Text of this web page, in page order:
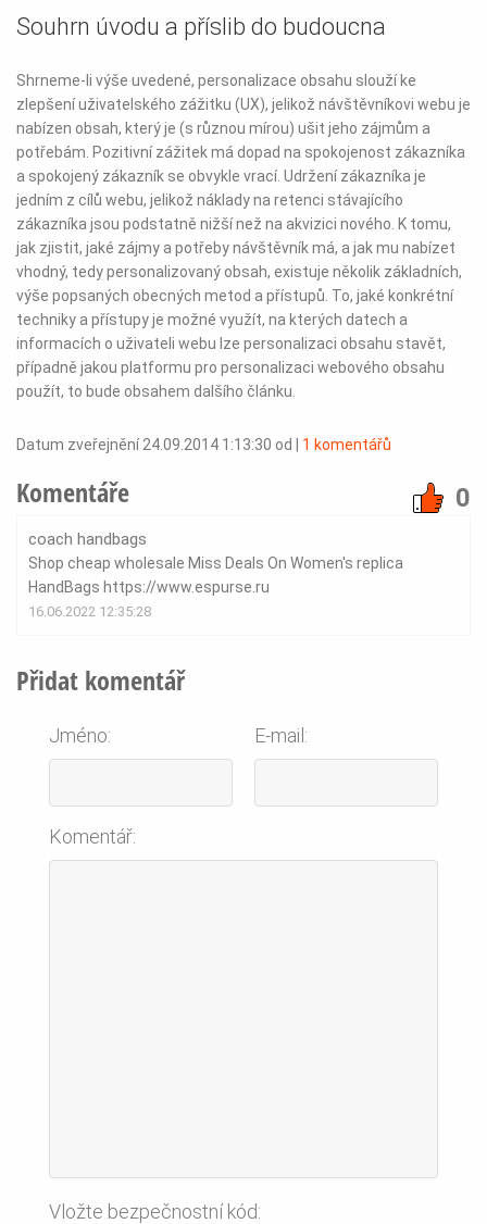
Souhrn úvodu a příslib do budoucna
Shrneme-li výše uvedené, personalizace obsahu slouží ke
zlepšení uživatelského zážitku (UX), jelikož návštěvníkovi webu je
nabízen obsah, který je (s různou mírou) ušit jeho zájmům a
potřebám. Pozitivní zážitek má dopad na spokojenost zákazníka
a spokojený zákazník se obvykle vrací. Udržení zákazníka je
jedním z cílů webu, jelikož náklady na retenci stávajícího
zákazníka jsou podstatně nižší než na akvizici nového. K tomu,
jak zjistit, jaké zájmy a potřeby návštěvník má, a jak mu nabízet
vhodný, tedy personalizovaný obsah, existuje několik základních,
výše popsaných obecných metod a přístupů. To, jaké konkrétní
techniky a přístupy je možné využít, na kterých datech a
informacích o uživateli webu lze personalizaci obsahu stavět,
případně jakou platformu pro personalizaci webového obsahu
použít, to bude obsahem dalšího článku.
Datum zveřejnění 24.09.2014 1:13:30 od 1 komentářů
0
Komentáře
coach handbags
Shop cheap wholesale Miss Deals On Women's replica
HandBags https://www.espurse.ru
16.06.2022 12:35:28
Přidat komentář
Jméno: E-mail:
Komentář:
Vložte bezpečnostní kód: